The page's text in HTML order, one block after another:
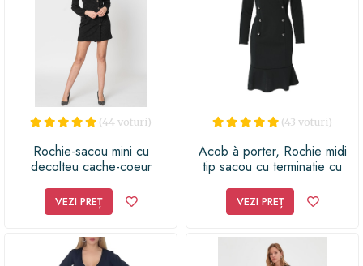
(44 voturi)
Rochie-sacou mini cu
decolteu cache-coeur
VEZI PREȚ
(43 voturi)
Acob à porter, Rochie midi
tip sacou cu terminatie cu
VEZI PREȚ